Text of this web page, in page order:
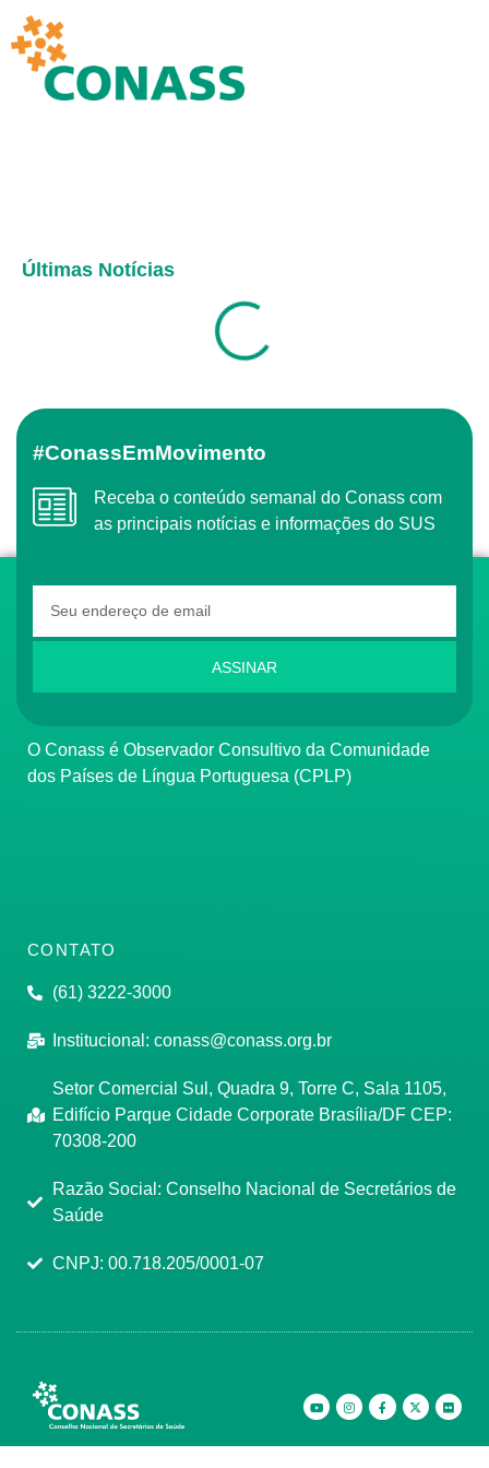
Últimas Notícias
#ConassEmMovimento
Receba o conteúdo semanal do Conass com
as principais notícias e informações do SUS
ASSINAR
O Conass é Observador Consultivo da Comunidade
dos Países de Língua Portuguesa (CPLP)
CONTATO
(61) 3222-3000
Institucional: conass@conass.org.br
Setor Comercial Sul, Quadra 9, Torre C, Sala 1105,
Edifício Parque Cidade Corporate Brasília/DF CEP:
70308-200
Razão Social: Conselho Nacional de Secretários de
Saúde
CNPJ: 00.718.205/0001-07